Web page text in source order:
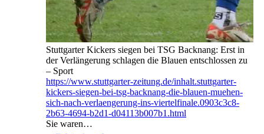
Stuttgarter Kickers siegen bei TSG Backnang: Erst in
der Verlängerung schlagen die Blauen entschlossen zu
– Sport
https://www.stuttgarter-zeitung.de/inhalt.stuttgarter-
kickers-siegen-bei-tsg-backnang-die-blauen-muehen-
sich-nach-verlaengerung-ins-viertelfinale.0903c3c8-
2b63-4694-b2d1-d04113b007b1.html
Sie waren…